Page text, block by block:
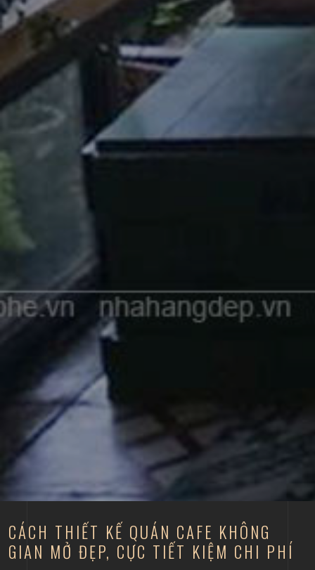
CÁCH THIẾT KẾ QUÁN CAFE KHÔNG
GIAN MỞ ĐẸP, CỰC TIẾT KIỆM CHI PHÍ